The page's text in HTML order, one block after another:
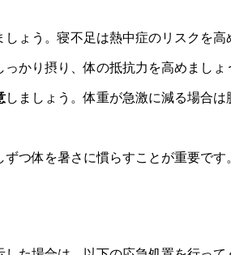
ょう。寝不足は熱中症のリスクを高
っかり摂り、体の抵抗力を高めまし
しましょう。体重が急激に減る場合は
つ体を暑さに慣らすことが重要で